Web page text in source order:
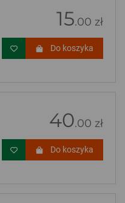
15.00 zł
Do koszyka
40.00 zł
Do koszyka